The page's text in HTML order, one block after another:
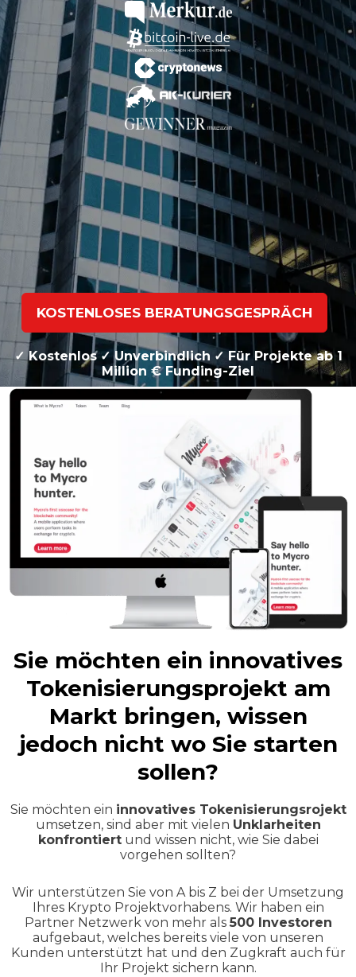
KOSTENLOSES BERATUNGSGESPRÄCH
✓ Kostenlos ✓ Unverbindlich ✓ Für Projekte ab 1
Million € Funding-Ziel
Sie möchten ein innovatives
Tokenisierungsprojekt am
Markt bringen, wissen
jedoch nicht wo Sie starten
sollen?
Sie möchten ein innovatives Tokenisierungsrojekt
umsetzen, sind aber mit vielen Unklarheiten
konfrontiertund wissen nicht, wie Sie dabei
vorgehen sollten?
Wir unterstützen Sie von A bis Z bei der Umsetzung
Ihres Krypto Projektvorhabens. Wir haben ein
Partner Netzwerk von mehr als 500 Investoren
aufgebaut, welches bereits viele von unseren
Kunden unterstützt hat und den Zugkraft auch für
Ihr Projekt sichern kann.